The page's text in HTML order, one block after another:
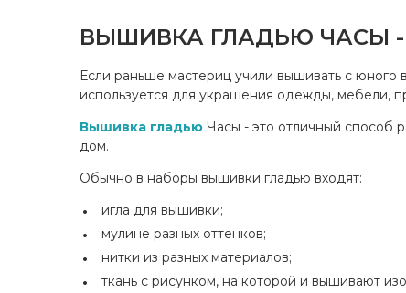
Салфетка (+1)
ВЫШИВКА ГЛАДЬЮ ЧАСЫ
Если раньше мастериц учили вышивать с юного
используется для украшения одежды, мебели,
Вышивка гладью Часы - это отличный способ
дом.
Обычно в наборы вышивки гладью входят:
игла для вышивки;
мулине разных оттенков;
нитки из разных материалов;
ткань с рисунком, на которой и вышивают